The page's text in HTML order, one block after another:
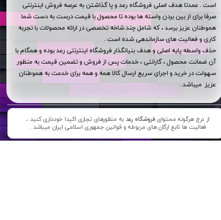
است . عمدتا هدف اصلی فروشگاه رعد و پا گذاشتن به عرصه فروش اینترنتی
صرفا برای از بین بردن واسته ها بوده تا محصول با قیمت درست به دست شما
هموطنان عزیز برسد ، که شامل چند شاخه تخصصی در ارائه محصولات با تجربه
کاری و فعالیت های سازماندهی شده است .
حذف واسطه پایه اصلی و هدف بنیانگذار فروشگاه اینترنتی رعد بوده و همگام با
آن ضمانت محصول ، گارانتی ، خدمات پس از فروش و تضمین قیمت به منظور
سهولت در خرید و اجرای سریع ارسال کالا همه و همه برای خدمت به هموطنان
عزیز میباشد .
از درج هرگونه محتوایفروشگاه رعد به منظورهای تجاری اکیدا خودداری کنید ،
فعالیت ها تابع ارگان های مربوطه و قوانین جمهوری اسلامی ایران میباشد .​​​​​​​